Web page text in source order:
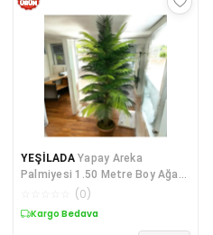
YEŞİLADA Yapay Areka
Palmiyesi 1.50 Metre Boy Ağaç
Dekoratif Kahve Ahşap Taşlı
(0)
Kargo Bedava